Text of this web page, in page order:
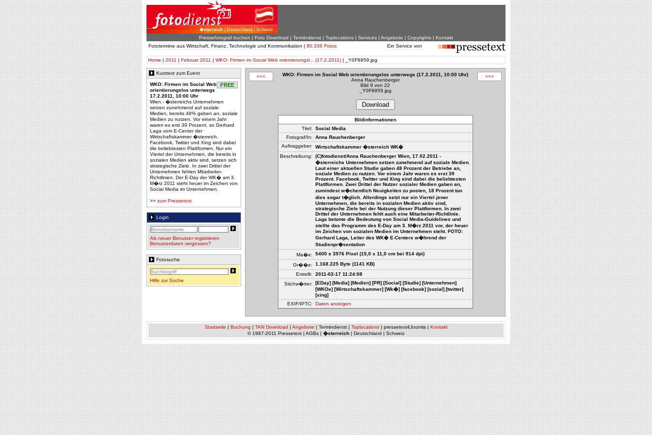
�sterreich| Deutschland | Schweiz
Pressefotograf buchen | Foto Download | Termindienst | Toplocations | Services | Angebote | Copyrights | Kontakt
Fototermine aus Wirtschaft, Finanz, Technologie und Kommunikation | 80.336 Fotos Ein Service von
Home | 2011 | Februar 2011 | WKO: Firmen im Social Web orientierungsl... (17.2.2011) | _Y0F8959.jpg
Kurztext zum Event
FREE
WKO: Firmen im Social Web
orientierungslos unterwegs
17.2.2011, 10:00 Uhr
Wien - �sterreichs Unternehmen
setzen zunehmend auf soziale
Medien, bereits 48% geben an, soziale
Medien zu nutzen. Vor einem Jahr
waren es erst 39 Prozent, so Gerhard
Laga vom E-Center der
Wirtschaftskammer �sterreich.
Facebook, Twitter und Xing sind dabei
die beliebtesten Plattformen. Nur ein
Viertel der Unternehmen, die bereits in
sozialen Medien aktiv sind, setzen sich
strategische Ziele. In zwei Drittel der
Unternehmen fehlen Mitarbeiter-
Richtlinien. Der E-Day der WK� am 3.
M�rz 2011 steht heuer im Zeichen von
Social Media im Unternehmen.
>> zum Pressetext
Login
Als neuer Benutzer registrieren
Benutzerdaten vergessen?
Fotosuche
Hilfe zur Suche
<<<
WKO: Firmen im Social Web orientierungslos unterwegs (17.2.2011, 10:00 Uhr)
Anna Rauchenberger
Bild 9 von 22
_Y0F8959.jpg
>>>
Download
Bildinformationen
Titel:
Social Media
Fotograf/In:
Anna Rauchenberger
Auftraggeber:
Wirtschaftskammer �sterreich WK�
Beschreibung:
(C)fotodienst/Anna Rauchenberger Wien, 17.02.2011 -
�sterreichs Unternehmen setzen zunehmend auf soziale Medien.
Laut einer aktuellen Studie gaben 48 Prozent der Betriebe an,
soziale Medien zu nutzen. Vor einem Jahr waren es erst 39
Prozent. Facebook, Twitter und Xing sind dabei die beliebtesten
Plattformen. Zwei Drittel der Nutzer sozialer Medien gaben an,
zumindest w�chentlich Neuigkeiten zu posten, 18 Prozent tun
dies sogar t�glich. Allerdings setzt nur ein Viertel jener
Unternehmen, die bereits in sozialen Medien aktiv sind,
strategische Ziele bei der Nutzung dieser Plattformen. In zwei
Drittel der Unternehmen fehlt auch eine Mitarbeiter-Richtlinie.
Laga betonte die Bedeutung von Social Media-Guidelines und
stellte das Programm des E-Day am 3. M�rz 2011 vor, der heuer
im Zeichen von sozialen Medien im Unternehmen steht. FOTO:
Gerhard Laga, Leiter des WK� E-Centers w�hrend der
Studienpr�sentation
Ma�e:
5400 x 3976 Pixel (15,0 x 11,0 cm bei 914 dpi)
Gr��e:
1.168.225 Byte (1141 KB)
Erstellt:
2011-02-17 11:24:08
Stichw�rter:
[EDay] [Media] [Medien] [PR] [Social] [Studie] [Unternehmen]
[WKOe] [Wirtschaftskammer] [Wk�] [facebook] [sozial] [twitter]
[xing]
EXIF/IPTC:
Daten anzeigen
Startseite | Buchung | TAN Download | Angebote | Termindienst | Toplocations| pressetext4Joomla | Kontakt
© 1997-2011 Pressetext | AGBs | �sterreich | Deutschland | Schweiz